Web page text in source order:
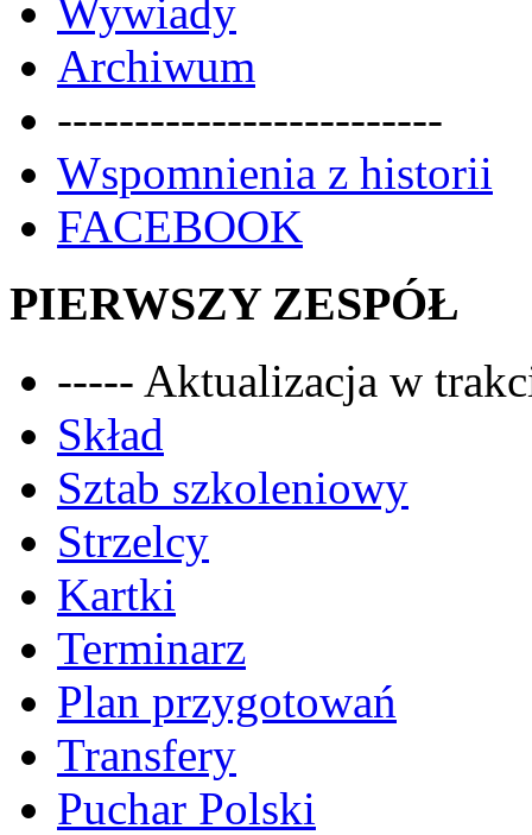
Wywiady
Archiwum
-------------------------
Wspomnienia z historii
FACEBOOK
PIERWSZY ZESPÓŁ
----- Aktualizacja w
Skład
Sztab szkoleniowy
Strzelcy
Kartki
Terminarz
Plan przygotowań
Transfery
Puchar Polski